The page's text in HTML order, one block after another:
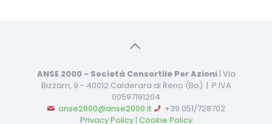
ANSE 2000 - Società Consortile Per Azioni| Via
Bizzarri, 9 - 40012 Calderara di Reno (Bo) | P.IVA
00597191204
anse2000@anse2000.it
+39 051/728702
Privacy Policy| Cookie Policy